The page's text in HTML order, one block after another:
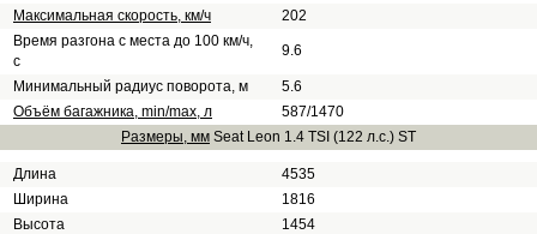
Максимальная скорость, км/ч
202
Время разгона с места до 100 км/ч,
с
9.6
Минимальный радиус поворота, м
5.6
Объём багажника, min/max, л
587/1470
Размеры, мм Seat Leon 1.4 TSI (122 л.с.) ST
Длина
4535
Ширина
1816
Высота
1454